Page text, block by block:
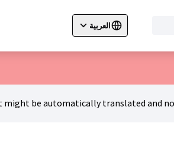
العربية Izberi jezik Dil seçiniz
might be automatically translated and